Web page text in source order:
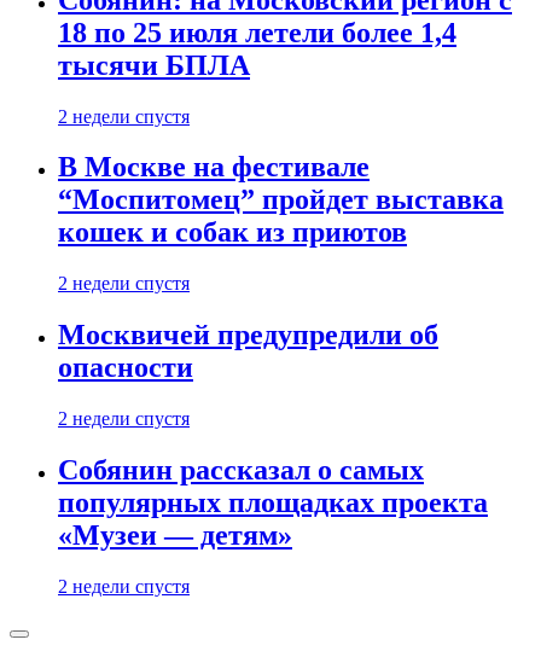
18 по 25 июля летели более 1,4
тысячи БПЛА
2 недели спустя
В Москве на фестивале
“Моспитомец” пройдет выставка
кошек и собак из приютов
2 недели спустя
Москвичей предупредили об
опасности
2 недели спустя
Собянин рассказал о самых
популярных площадках проекта
«Музеи — детям»
2 недели спустя